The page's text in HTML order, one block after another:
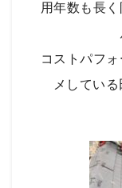
用年数も長
コストパフ
メしている